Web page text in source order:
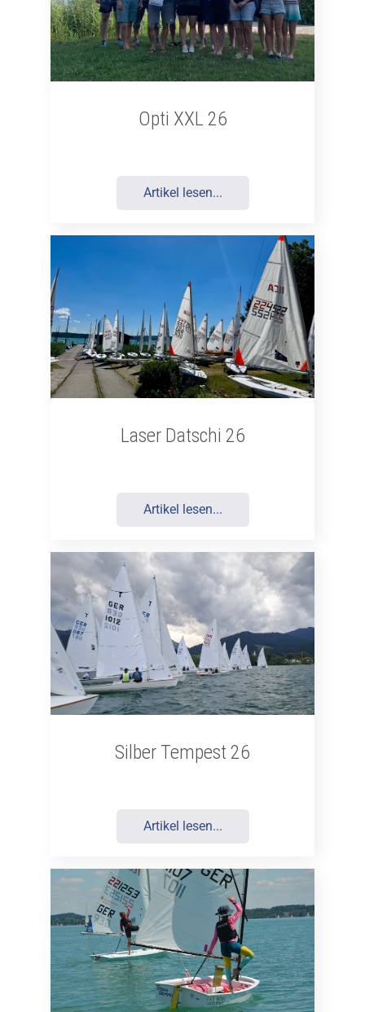
Opti XXL 26
Artikel lesen...
Laser Datschi 26
Artikel lesen...
Silber Tempest 26
Artikel lesen...